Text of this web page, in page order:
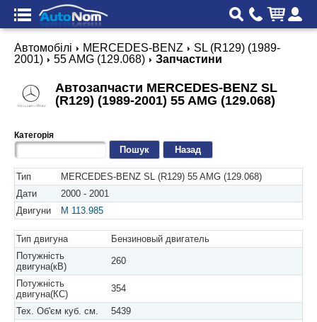
Автомобілі MERCEDES-BENZ
SL (R129) (1989-
2001)
55 AMG (129.068) Запчастини
Автозапчасти MERCEDES-BENZ SL
(R129) (1989-2001) 55 AMG (129.068)
Категорія
Назад
Тип
MERCEDES-BENZ SL (R129) 55 AMG (129.068)
Дати
2000 - 2001
Двигуни
M 113.985
Тип двигуна
Бензиновый двигатель
Потужність
двигуна(кВ)
260
Потужність
двигуна(КС)
354
Тех. Об'єм куб. см.
5439